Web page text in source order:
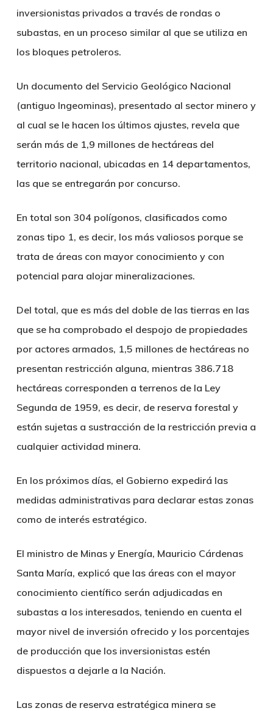
inversionistas privados a través de rondas o
subastas, en un proceso similar al que se utiliza en
los bloques petroleros.
Un documento del Servicio Geológico Nacional
(antiguo Ingeominas), presentado al sector minero y
al cual se le hacen los últimos ajustes, revela que
serán más de 1,9 millones de hectáreas del
territorio nacional, ubicadas en 14 departamentos,
las que se entregarán por concurso.
En total son 304 polígonos, clasificados como
zonas tipo 1, es decir, los más valiosos porque se
trata de áreas con mayor conocimiento y con
potencial para alojar mineralizaciones.
Del total, que es más del doble de las tierras en las
que se ha comprobado el despojo de propiedades
por actores armados, 1,5 millones de hectáreas no
presentan restricción alguna, mientras 386.718
hectáreas corresponden a terrenos de la Ley
Segunda de 1959, es decir, de reserva forestal y
están sujetas a sustracción de la restricción previa a
cualquier actividad minera.
En los próximos días, el Gobierno expedirá las
medidas administrativas para declarar estas zonas
como de interés estratégico.
El ministro de Minas y Energía, Mauricio Cárdenas
Santa María, explicó que las áreas con el mayor
conocimiento científico serán adjudicadas en
subastas a los interesados, teniendo en cuenta el
mayor nivel de inversión ofrecido y los porcentajes
de producción que los inversionistas estén
dispuestos a dejarle a la Nación.
Las zonas de reserva estratégica minera se